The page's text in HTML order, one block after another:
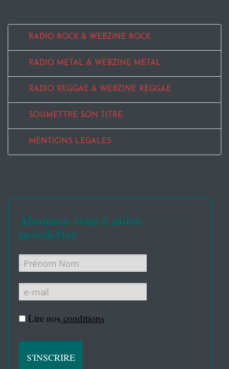
RADIO ROCK & WEBZINE ROCK
RADIO METAL & WEBZINE METAL
RADIO REGGAE & WEBZINE REGGAE
SOUMETTRE SON TITRE
MENTIONS LEGALES
Abonnez-vous à notre
newsletter
Lire nos conditions